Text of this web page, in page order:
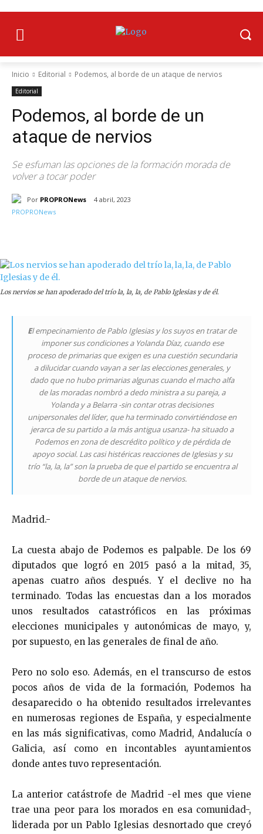
Inicio Editorial Podemos, al borde de un ataque de nervios
Editorial
Podemos, al borde de un
ataque de nervios
Se esfuman las opciones de la formación morada de
volver a tocar poder
Por PROPRONews 4 abril, 2023
Los nervios se han apoderado del trío la, la, la, de Pablo Iglesias y de él.
El empecinamiento de Pablo Iglesias y los suyos en tratar de
imponer sus condiciones a Yolanda Díaz, cuando ese
proceso de primarias que exigen es una cuestión secundaria
a dilucidar cuando vayan a ser las elecciones generales, y
dado que no hubo primarias algunas cuando el macho alfa
de las moradas nombró a dedo ministra a su pareja, a
Yolanda y a Belarra -sin contar otras decisiones
unipersonales del líder, que ha terminado convirtiéndose en
jerarca de su partido a la más antigua usanza- ha situado a
Podemos en zona de descrédito político y de pérdida de
apoyo social. Las casi histéricas reacciones de Iglesias y su
trío “la, la, la” son la prueba de que el partido se encuentra al
borde de un ataque de nervios.
Madrid.-
La cuesta abajo de Podemos es palpable. De los 69
diputados que logró en 2015 pasó a la mitad, 35,
apenas cuatro años después. Y el declive no ha
terminado. Todas las encuestas dan a los morados
unos resultados catastróficos en las próximas
elecciones municipales y autonómicas de mayo, y,
por supuesto, en las generales de final de año.
Pero no solo eso. Además, en el transcurso de estos
pocos años de vida de la formación, Podemos ha
desaparecido o ha obtenido resultados irrelevantes
en numerosas regiones de España, y especialmente
en las más significativas, como Madrid, Andalucía o
Galicia, así como en incontables ayuntamientos
donde antes tuvo representación.
La anterior catástrofe de Madrid -el mes que viene
trae una peor para los morados en esa comunidad-,
liderada por un Pablo Iglesias desnortado que creyó